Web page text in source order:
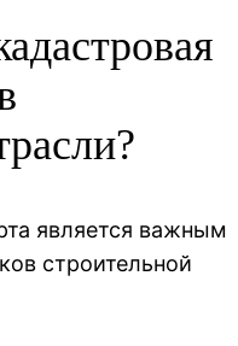
является важным
строительной